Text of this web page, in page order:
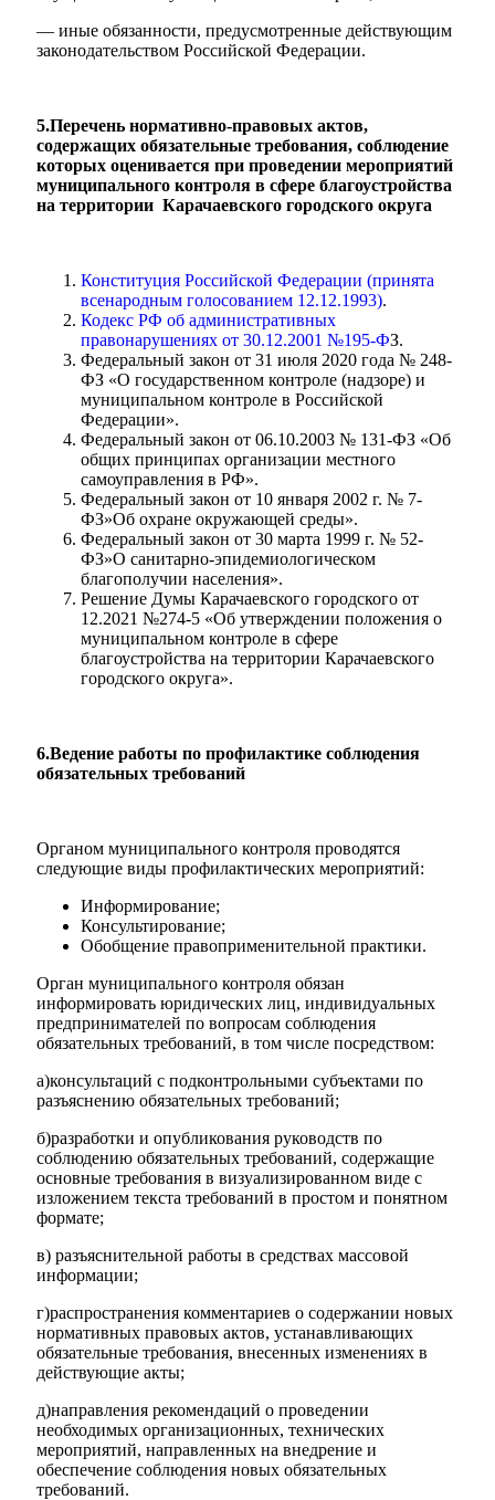
— иные обязанности, предусмотренные действующим
законодательством Российской Федерации.
5.Перечень нормативно-правовых актов,
содержащих обязательные требования, соблюдение
которых оценивается при проведении мероприятий
муниципального контроля в сфере благоустройства
на территории Карачаевского городского округа
Конституция Российской Федерации (принята
всенародным голосованием 12.12.1993).
Кодекс РФ об административных
правонарушениях от 30.12.2001 №195-ФЗ.
Федеральный закон от 31 июля 2020 года № 248-
ФЗ «О государственном контроле (надзоре) и
муниципальном контроле в Российской
Федерации».
Федеральный закон от 06.10.2003 № 131-ФЗ «Об
общих принципах организации местного
самоуправления в РФ».
Федеральный закон от 10 января 2002 г. № 7-
ФЗ»Об охране окружающей среды».
Федеральный закон от 30 марта 1999 г. № 52-
ФЗ»О санитарно-эпидемиологическом
благополучии населения».
Решение Думы Карачаевского городского от
12.2021 №274-5 «Об утверждении положения о
муниципальном контроле в сфере
благоустройства на территории Карачаевского
городского округа».
6.Ведение работы по профилактике соблюдения
обязательных требований
Органом муниципального контроля проводятся
следующие виды профилактических мероприятий:
Информирование;
Консультирование;
Обобщение правоприменительной практики.
Орган муниципального контроля обязан
информировать юридических лиц, индивидуальных
предпринимателей по вопросам соблюдения
обязательных требований, в том числе посредством:
а)консультаций с подконтрольными субъектами по
разъяснению обязательных требований;
б)разработки и опубликования руководств по
соблюдению обязательных требований, содержащие
основные требования в визуализированном виде с
изложением текста требований в простом и понятном
формате;
в) разъяснительной работы в средствах массовой
информации;
г)распространения комментариев о содержании новых
нормативных правовых актов, устанавливающих
обязательные требования, внесенных изменениях в
действующие акты;
д)направления рекомендаций о проведении
необходимых организационных, технических
мероприятий, направленных на внедрение и
обеспечение соблюдения новых обязательных
требований.
Газета "Минги Тау"
Виртуальная
приемная
Культурный
код кластера
видеоролики
Веб
камера